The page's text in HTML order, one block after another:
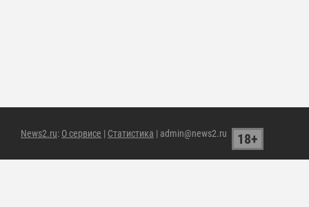
News2.ru: О сервисе | Статистика | admin@news2.ru 18+